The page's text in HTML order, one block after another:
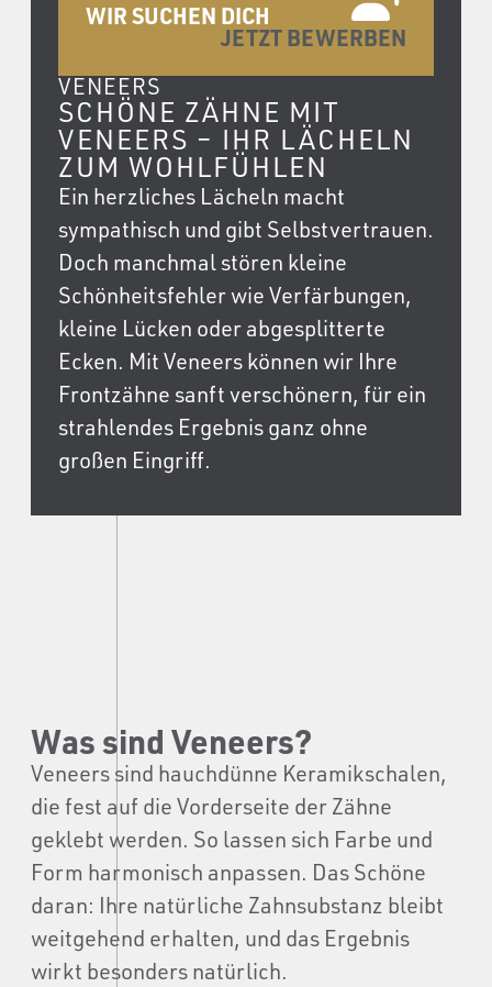
WIR SUCHEN DICH
JETZT BEWERBEN
VENEERS
SCHÖNE ZÄHNE MIT
VENEERS – IHR LÄCHELN
ZUM WOHLFÜHLEN
Ein herzliches Lächeln macht
sympathisch und gibt Selbstvertrauen.
Doch manchmal stören kleine
Schönheitsfehler wie Verfärbungen,
kleine Lücken oder abgesplitterte
Ecken. Mit Veneers können wir Ihre
Frontzähne sanft verschönern, für ein
strahlendes Ergebnis ganz ohne
großen Eingriff.
Was sind Veneers?
Veneers sind hauchdünne Keramikschalen,
die fest auf die Vorderseite der Zähne
geklebt werden. So lassen sich Farbe und
Form harmonisch anpassen. Das Schöne
daran: Ihre natürliche Zahnsubstanz bleibt
weitgehend erhalten, und das Ergebnis
wirkt besonders natürlich.